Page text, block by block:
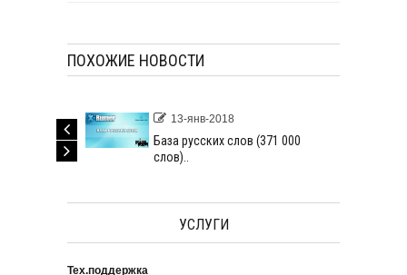
ПОХОЖИЕ НОВОСТИ
13-янв-2018
База русских слов (371 000
слов)..
УСЛУГИ
Тех.поддержка